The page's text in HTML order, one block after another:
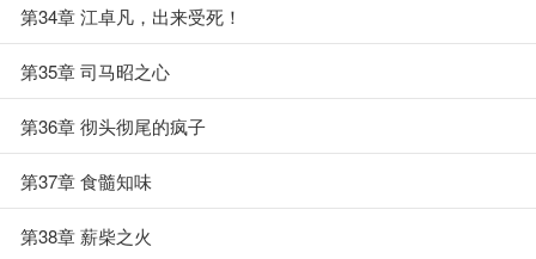
第34章 江卓凡，出来受死！
第35章 司马昭之心
第36章 彻头彻尾的疯子
第37章 食髓知味
第38章 薪柴之火